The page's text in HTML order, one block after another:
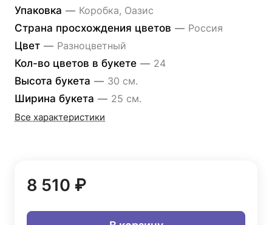
Упаковка — Коробка, Оазис
Страна просхождения цветов — Россия
Цвет — Разноцветный
Кол-во цветов в букете — 24
Высота букета — 30 см.
Ширина букета — 25 см.
Все характеристики
8 510 ₽